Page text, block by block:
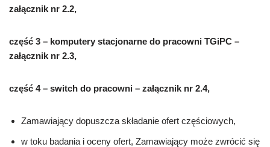
załącznik nr 2.2,
część 3 – komputery stacjonarne do pracowni TGiPC –
załącznik nr 2.3,
część 4 – switch do pracowni – załącznik nr 2.4,
Zamawiający dopuszcza składanie ofert częściowych,
w toku badania i oceny ofert, Zamawiający może zwrócić się